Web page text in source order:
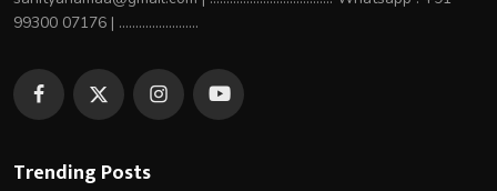
99300 07176 | ........................
Trending Posts